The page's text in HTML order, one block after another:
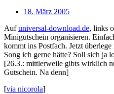
18. März 2005
Aufuniversal-download.de, links
Minigutschein organisieren.
kommt ins Postfach. Jetzt
Song ich gerne hätte? Soll sich ja
[26.3.: mittlerweile gibts wirklich
Gutschein. Na denn]
[via nicorola]